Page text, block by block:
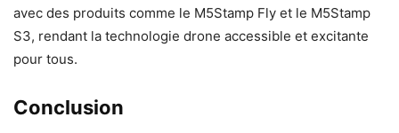
avec des produits comme le M5Stamp Fly et le M5Stamp
S3, rendant la technologie drone accessible et excitante
pour tous.
Conclusion